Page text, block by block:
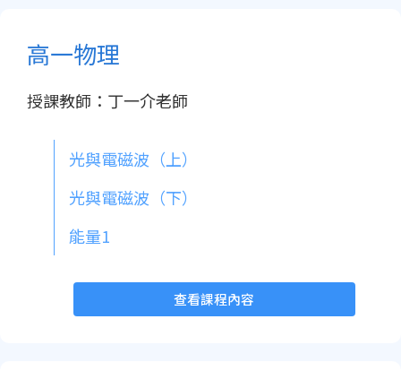
高一物理
授課教師：丁一介老師
光與電磁波（上）
光與電磁波（下）
能量1
查看課程內容